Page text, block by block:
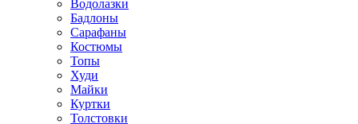
Водолазки
Бадлоны
Сарафаны
Костюмы
Топы
Худи
Майки
Куртки
Толстовки